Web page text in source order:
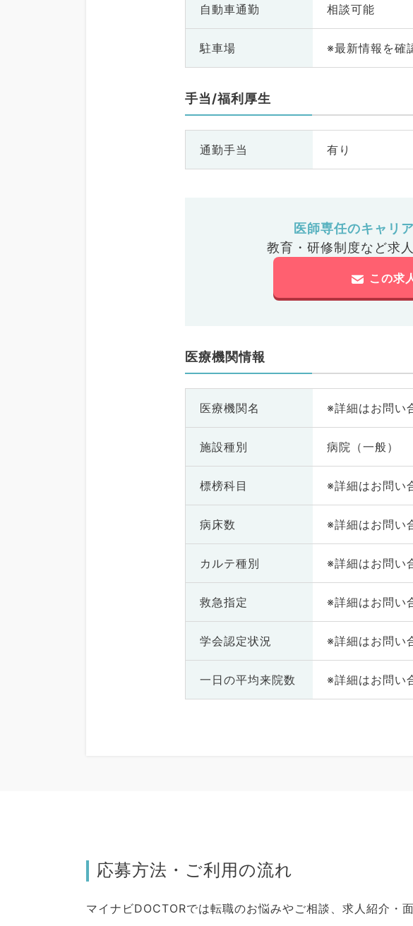
自動車通勤 相談可能
駐車場 ※最新情報を確
手当/福利厚生
通勤手当 有り
医師専任のキャリ
教育・研修制度など求
この求
医療機関情報
医療機関名 ※詳細はお問い
施設種別 病院（一般）
標榜科目 ※詳細はお問い
病床数 ※詳細はお問い
カルテ種別 ※詳細はお問い
救急指定 ※詳細はお問い
学会認定状況 ※詳細はお問い
一日の平均来院数 ※詳細はお問い
応募方法・ご利用の流れ
マイナビDOCTORでは転職のお悩みやご相談、求人紹介・